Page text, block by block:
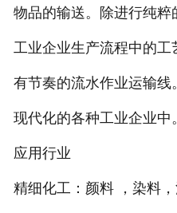
物品的输送。除进行纯
工业企业生产流程中的
有节奏的流水作业运输
现代化的各种工业企业中。
应用行业
精细化工：颜料 ，染料